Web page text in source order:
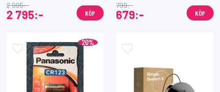
2 795:-
2 995:-
KÖP
679:-
799:-
KÖP
20%